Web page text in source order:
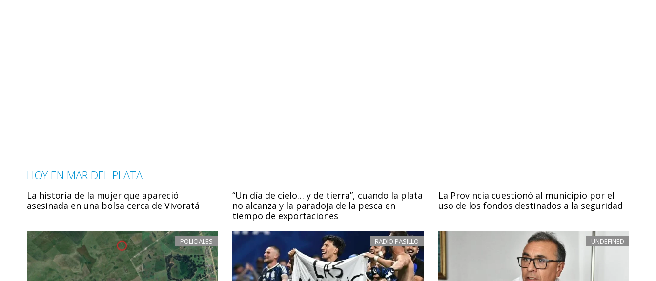
HOY EN MAR DEL PLATA
La historia de la mujer que apareció
asesinada en una bolsa cerca de Vivoratá
POLICIALES
“Un día de cielo… y de tierra”, cuando la plata
no alcanza y la paradoja de la pesca en
tiempo de exportaciones
RADIO PASILLO
La Provincia cuestionó al municipio por el
uso de los fondos destinados a la seguridad
UNDEFINED